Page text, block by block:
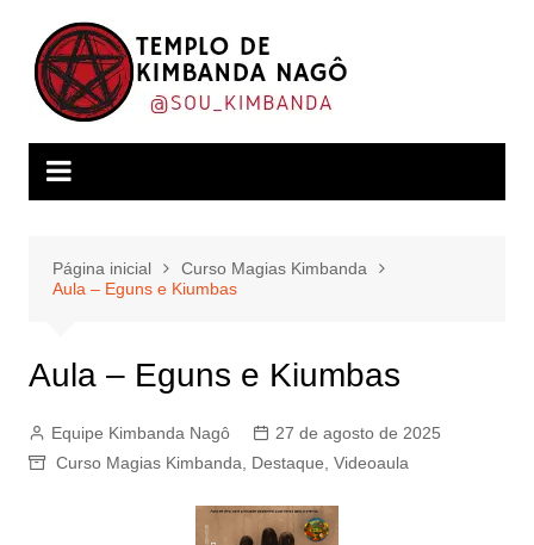
conteúdo
Página inicial
Curso Magias Kimbanda
Aula – Eguns e Kiumbas
Aula – Eguns e Kiumbas
Equipe Kimbanda Nagô
27 de agosto de 2025
Curso Magias Kimbanda
Destaque Videoaula